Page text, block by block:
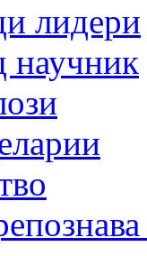
лидери
научник